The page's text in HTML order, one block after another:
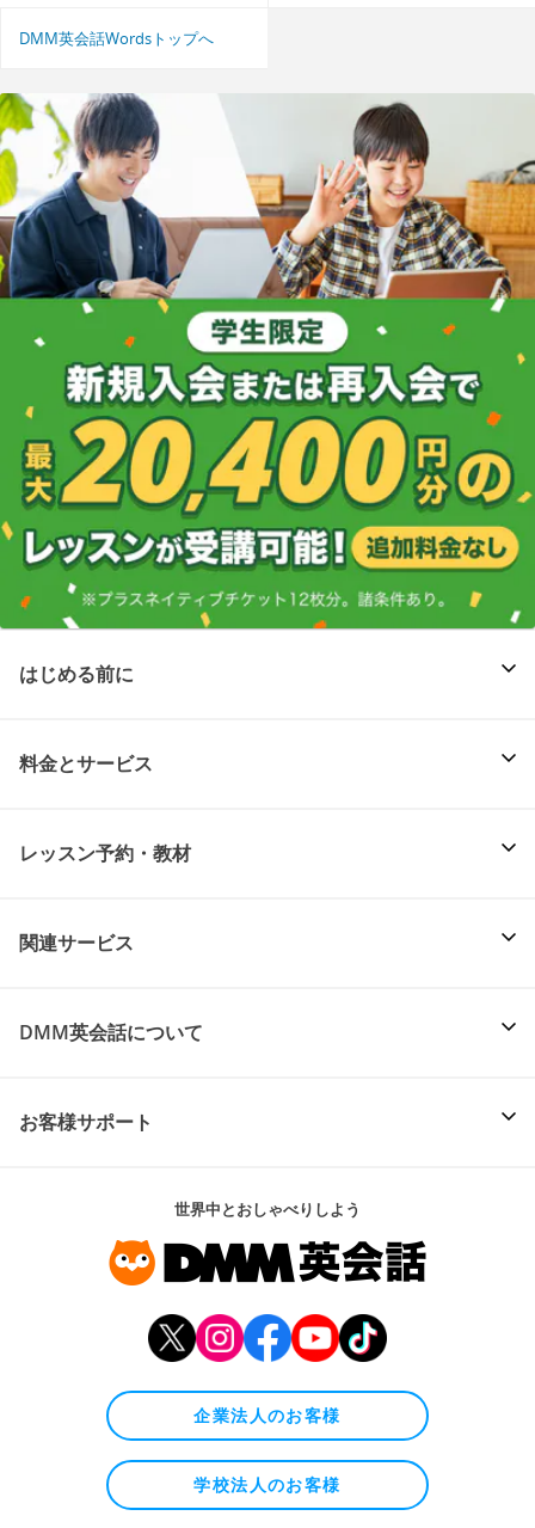
DMM英会話Wordsトップへ
はじめる前に
料金とサービス
レッスン予約・教材
関連サービス
DMM英会話について
お客様サポート
世界中とおしゃべりしよう
企業法人のお客様
学校法人のお客様